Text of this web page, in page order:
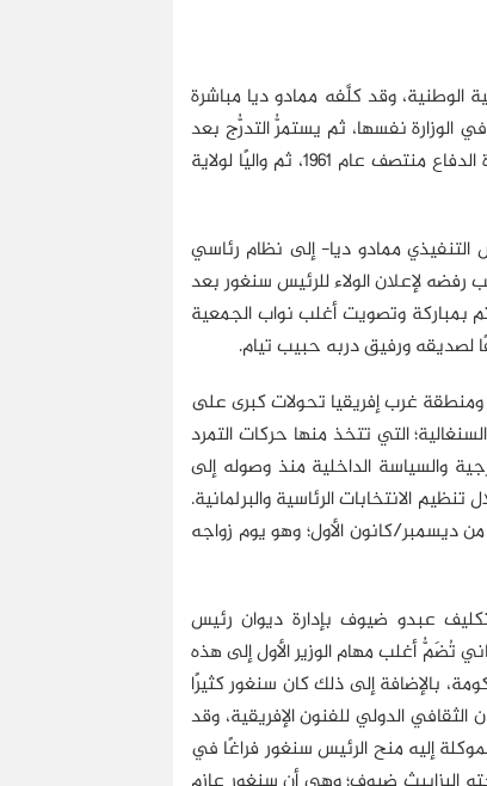
الوطنية، وقد كلَّفه ممادو ديا مباشرة
الوزارة نفسها، ثم يستمرُّ التدرُّج بعد
ذلك إلى نائب أمين عام للحكومة تحت وصاية أمينها العام السيد جان كولين، ثم عُيِّن أمينًا عامًا لوزارة الدفاع منتصف عام 1961، ثم واليًا لولاية
ممادو ديا- إلى نظام رئاسي
لإعلان الولاء للرئيس سنغور بعد
بمباركة وتصويت أغلب نواب الجمعية
بل ومنطقة غرب إفريقيا تحولات كبرى على
التي تتخذ منها حركات التمرد
والسياسة الداخلية منذ وصوله إلى
حدثت خلال تنظيم الانتخابات الرئاسية والبرلمانية.
لقد أيقظت سنة 1963 في ذاكرة عبدو ضيوف أمورًا كثيرة وجميلة؛ لكن أجمل ما اتسمت به هو يوم 21 من ديسمبر/كانون الأول؛ وهو يوم زواجه
فتم تكليف عبدو ضيوف بإدارة ديوان رئيس
تُضَمُّ أغلب مهام الوزير الأول إلى هذه
للحكومة، بالإضافة إلى ذلك كان سنغور كثيرًا
الدولي للفنون الإفريقية، وقد
إليه منح الرئيس سنغور فراغًا في